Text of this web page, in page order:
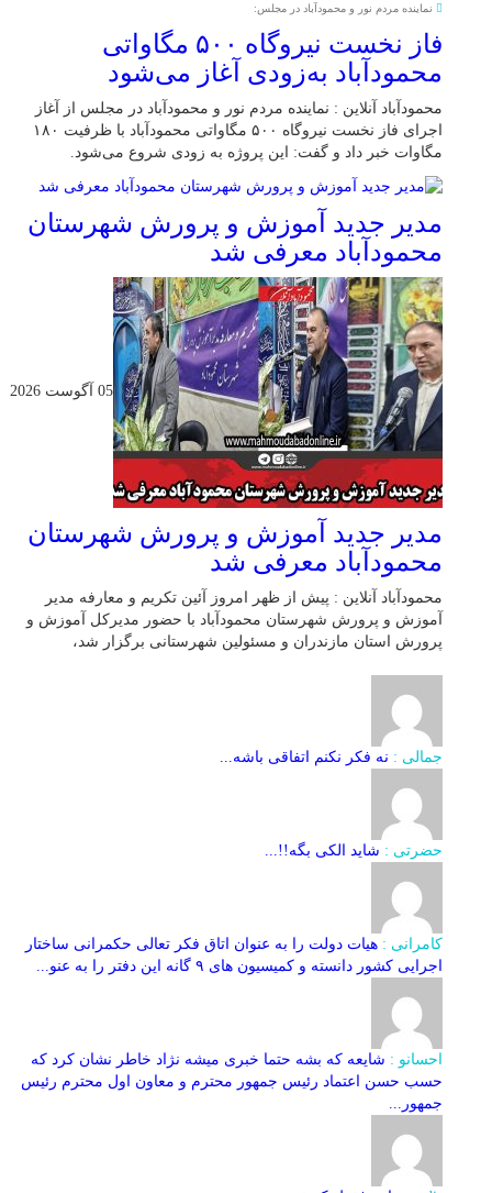
نماینده مردم نور و محمودآباد در مجلس:
فاز نخست نیروگاه ۵۰۰ مگاواتی
محمودآباد به‌زودی آغاز می‌شود
محمودآباد آنلاین : نماینده مردم نور و محمودآباد در مجلس از آغاز
اجرای فاز نخست نیروگاه ۵۰۰ مگاواتی محمودآباد با ظرفیت ۱۸۰
مگاوات خبر داد و گفت: این پروژه به زودی شروع می‌شود.
مدیر جدید آموزش و پرورش شهرستان
محمودآباد معرفی شد
05 آگوست 2026
مدیر جدید آموزش و پرورش شهرستان
محمودآباد معرفی شد
محمودآباد آنلاین : پیش از ظهر امروز آئین تکریم و معارفه مدیر
آموزش و پرورش شهرستان محمودآباد با حضور مدیرکل آموزش و
پرورش استان مازندران و مسئولین شهرستانی برگزار شد،
جمالی : نه فکر نکنم اتفاقی باشه...
حضرتی : شاید الکی بگه!!...
کامرانی : هیات دولت را به عنوان اتاق فکر تعالی حکمرانی ساختار
اجرایی کشور دانسته و کمیسیون های ۹ گانه این دفتر را به عنو...
احسانو : شایعه که بشه حتما خبری میشه نژاد خاطر نشان کرد که
حسب حسن اعتماد رئیس جمهور محترم و معاون اول محترم رئیس
جمهور...